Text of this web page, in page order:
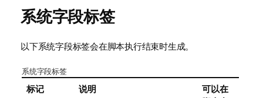
系统字段标签
以下系统字段标签会在脚本执行结束时生成。
系统字段标签
标记 说明
可以在